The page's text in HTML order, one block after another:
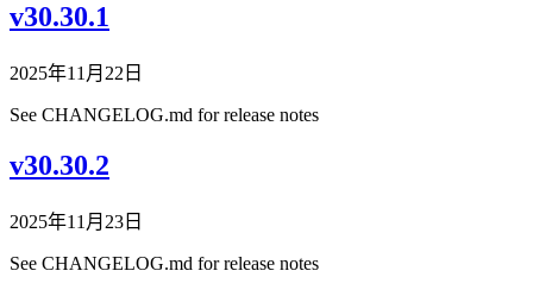
v30.30.1
2025年11月22日
See CHANGELOG.md for release notes
v30.30.2
2025年11月23日
See CHANGELOG.md for release notes